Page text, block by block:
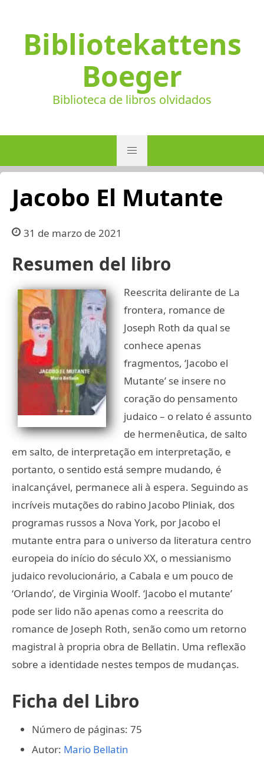
Bibliotekattens
Boeger
Biblioteca de libros olvidados
Jacobo El Mutante
31 de marzo de 2021
Resumen del libro
Reescrita delirante de La
frontera, romance de
Joseph Roth da qual se
conhece apenas
fragmentos, ‘Jacobo el
Mutante’ se insere no
coração do pensamento
judaico – o relato é assunto
de hermenêutica, de salto
em salto, de interpretação em interpretação, e
portanto, o sentido está sempre mudando, é
inalcançável, permanece ali à espera. Seguindo as
incríveis mutações do rabino Jacobo Pliniak, dos
programas russos a Nova York, por Jacobo el
mutante entra para o universo da literatura centro
europeia do início do século XX, o messianismo
judaico revolucionário, a Cabala e um pouco de
‘Orlando’, de Virginia Woolf. ‘Jacobo el mutante’
pode ser lido não apenas como a reescrita do
romance de Joseph Roth, senão como um retorno
magistral à propria obra de Bellatin. Uma reflexão
sobre a identidade nestes tempos de mudanças.
Ficha del Libro
Número de páginas: 75
Autor: Mario Bellatin